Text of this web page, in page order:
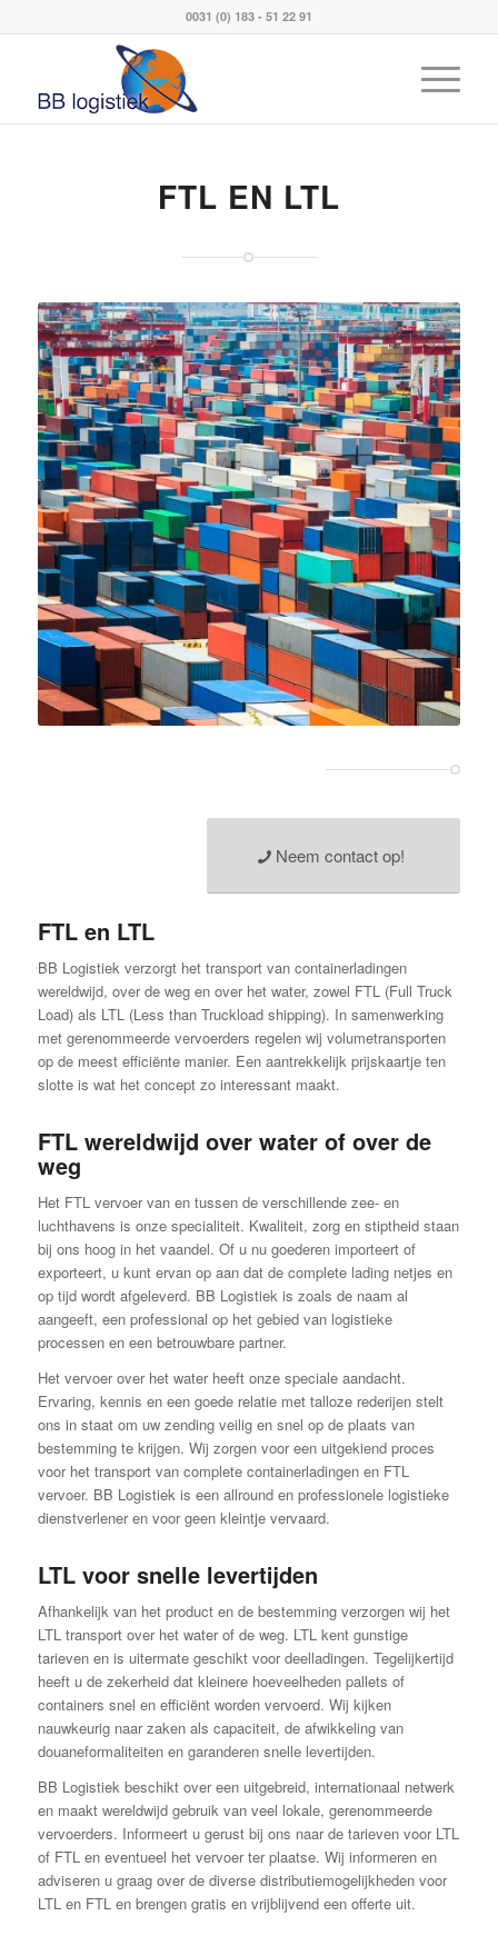
0031 (0) 183 - 51 22 91
FTL EN LTL
Neem contact op!
FTL en LTL
BB Logistiek verzorgt het transport van containerladingen
wereldwijd, over de weg en over het water, zowel FTL (Full Truck
Load) als LTL (Less than Truckload shipping). In samenwerking
met gerenommeerde vervoerders regelen wij volumetransporten
op de meest efficiënte manier. Een aantrekkelijk prijskaartje ten
slotte is wat het concept zo interessant maakt.
FTL wereldwijd over water of over de
weg
Het FTL vervoer van en tussen de verschillende zee- en
luchthavens is onze specialiteit. Kwaliteit, zorg en stiptheid staan
bij ons hoog in het vaandel. Of u nu goederen importeert of
exporteert, u kunt ervan op aan dat de complete lading netjes en
op tijd wordt afgeleverd. BB Logistiek is zoals de naam al
aangeeft, een professional op het gebied van logistieke
processen en een betrouwbare partner.
Het vervoer over het water heeft onze speciale aandacht.
Ervaring, kennis en een goede relatie met talloze rederijen stelt
ons in staat om uw zending veilig en snel op de plaats van
bestemming te krijgen. Wij zorgen voor een uitgekiend proces
voor het transport van complete containerladingen en FTL
vervoer. BB Logistiek is een allround en professionele logistieke
dienstverlener en voor geen kleintje vervaard.
LTL voor snelle levertijden
Afhankelijk van het product en de bestemming verzorgen wij het
LTL transport over het water of de weg. LTL kent gunstige
tarieven en is uitermate geschikt voor deelladingen. Tegelijkertijd
heeft u de zekerheid dat kleinere hoeveelheden pallets of
containers snel en efficiënt worden vervoerd. Wij kijken
nauwkeurig naar zaken als capaciteit, de afwikkeling van
douaneformaliteiten en garanderen snelle levertijden.
BB Logistiek beschikt over een uitgebreid, internationaal netwerk
en maakt wereldwijd gebruik van veel lokale, gerenommeerde
vervoerders. Informeert u gerust bij ons naar de tarieven voor LTL
of FTL en eventueel het vervoer ter plaatse. Wij informeren en
adviseren u graag over de diverse distributiemogelijkheden voor
LTL en FTL en brengen gratis en vrijblijvend een offerte uit.